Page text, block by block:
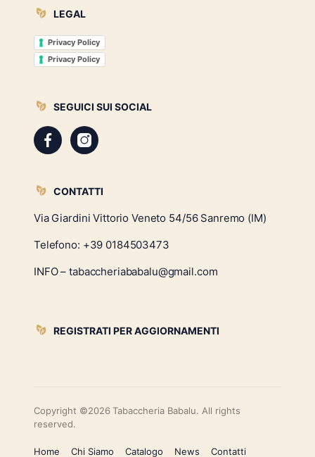
LEGAL
Privacy Policy
Privacy Policy
SEGUICI SUI SOCIAL
CONTATTI
Via Giardini Vittorio Veneto 54/56 Sanremo (IM)
Telefono: +39 0184503473
INFO – tabaccheriababalu@gmail.com
REGISTRATI PER AGGIORNAMENTI
Copyright ©2026 Tabaccheria Babalu. All rights
reserved.
Home Chi Siamo Catalogo News Contatti